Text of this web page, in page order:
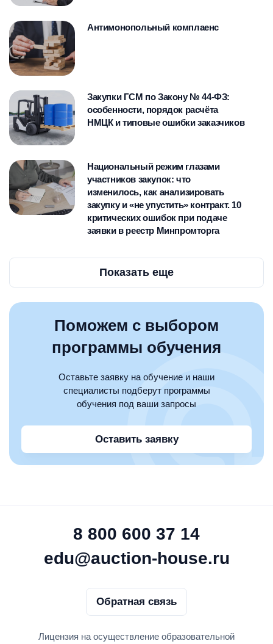
Антимонопольный комплаенс
Закупки ГСМ по Закону № 44-ФЗ:
особенности, порядок расчёта
НМЦК и типовые ошибки заказчиков
Национальный режим глазами
участников закупок: что
изменилось, как анализировать
закупку и «не упустить» контракт. 10
критических ошибок при подаче
заявки в реестр Минпромторга
Показать еще
Поможем с выбором
программы обучения
Оставьте заявку на обучение и наши
специалисты подберут программы
обучения под ваши запросы
Оставить заявку
8 800 600 37 14
edu@auction-house.ru
Обратная связь
Лицензия на осуществление образовательной